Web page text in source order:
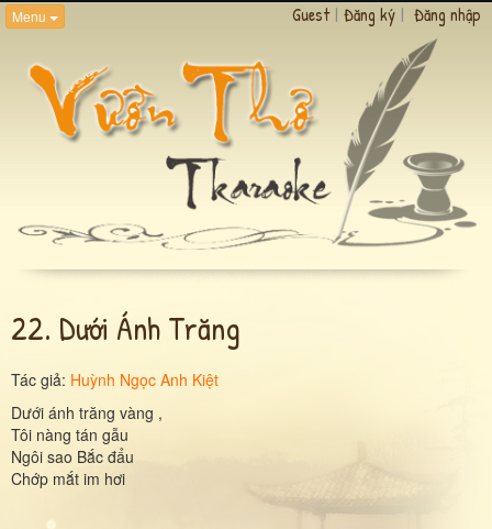
Menu Guest | Đăng ký | Đăng nhập
22. Dưới Ánh Trăng
Tác giả: Huỳnh Ngọc Anh Kiệt
Dưới ánh trăng vàng ,
Tôi nàng tán gẫu
Ngôi sao Bắc đẩu
Chớp mắt im hơi